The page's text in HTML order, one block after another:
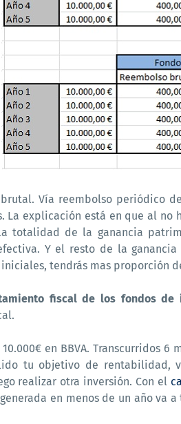
Vía reembolso periódico
La explicación está en que al
totalidad de la ganancia
Y el resto de la
tendrás mas proporción
fiscal de los fondos de
en BBVA. Transcurridos 6
tu objetivo de rentabilidad,
realizar otra inversión. Con el
en menos de un año va